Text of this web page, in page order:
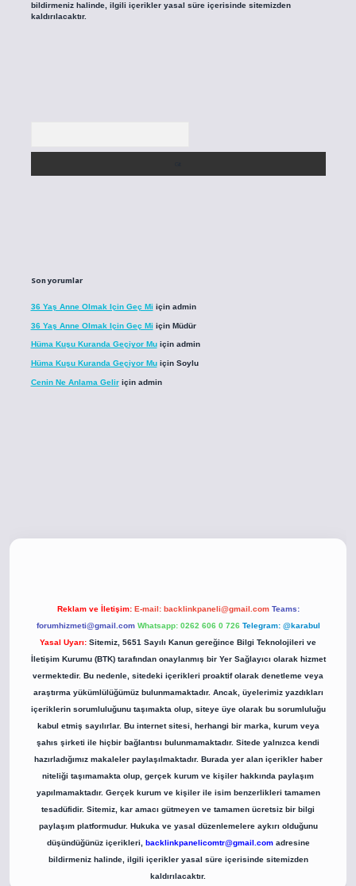
bildirmeniz halinde, ilgili içerikler yasal süre içerisinde sitemizden
kaldırılacaktır.
Son yorumlar
36 Yaş Anne Olmak Için Geç Mi için admin
36 Yaş Anne Olmak Için Geç Mi için Müdür
Hüma Kuşu Kuranda Geçiyor Muiçin admin
Hüma Kuşu Kuranda Geçiyor Muiçin Soylu
Cenin Ne Anlama Geliriçin admin
Reklam ve İletişim: E-mail: backlinkpaneli@gmail.com Teams:
forumhizmeti@gmail.com Whatsapp: 0262 606 0 726 Telegram: @karabul
Yasal Uyarı: Sitemiz, 5651 Sayılı Kanun gereğince Bilgi Teknolojileri ve
İletişim Kurumu (BTK) tarafından onaylanmış bir Yer Sağlayıcı olarak hizmet
vermektedir. Bu nedenle, sitedeki içerikleri proaktif olarak denetleme veya
araştırma yükümlülüğümüz bulunmamaktadır. Ancak, üyelerimiz yazdıkları
içeriklerin sorumluluğunu taşımakta olup, siteye üye olarak bu sorumluluğu
kabul etmiş sayılırlar. Bu internet sitesi, herhangi bir marka, kurum veya
şahıs şirketi ile hiçbir bağlantısı bulunmamaktadır. Sitede yalnızca kendi
hazırladığımız makaleler paylaşılmaktadır. Burada yer alan içerikler haber
niteliği taşımamakta olup, gerçek kurum ve kişiler hakkında paylaşım
yapılmamaktadır. Gerçek kurum ve kişiler ile isim benzerlikleri tamamen
tesadüfidir. Sitemiz, kar amacı gütmeyen ve tamamen ücretsiz bir bilgi
paylaşım platformudur. Hukuka ve yasal düzenlemelere aykırı olduğunu
düşündüğünüz içerikleri, backlinkpanelicomtr@gmail.comadresine
bildirmeniz halinde, ilgili içerikler yasal süre içerisinde sitemizden
kaldırılacaktır.